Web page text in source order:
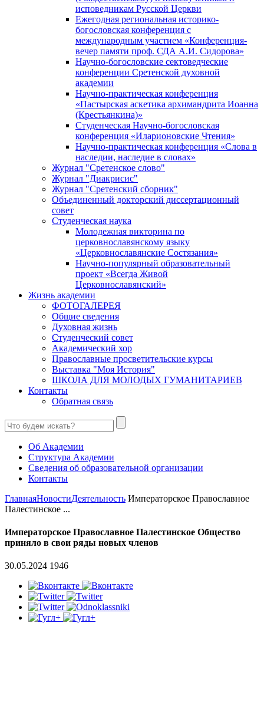
исповедникам Русской Церкви
Ежегодная региональная историко-
богословская конференция с
международным участием «Конференция-
вечер памяти проф. СДА А.И. Сидорова»
Научно-богословские сектоведческие
конференции Сретенской духовной
академии
Научно-практическая конференция
«Пастырская аскетика архимандрита Иоанна
(Крестьянкина)»
Студенческая Научно-богословская
конференция «Иларионовские Чтения»
Научно-практическая конференция «Cлова в
наследии, наследие в словах»
Журнал "Сретенское слово"
Журнал "Диакрисис"
Журнал "Сретенский сборник"
Объединенный докторский диссертационный
совет
Студенческая наука
Молодежная викторина по
церковнославянскому языку
«Церковнославянские Состязания»
Научно-популярный образовательный
проект «Всегда Живой
Церковнославянский»
Жизнь академии
ФОТОГАЛЕРЕЯ
Общие сведения
Духовная жизнь
Студенческий совет
Академический хор
Православные просветительские курсы
Выставка "Моя История"
ШКОЛА ДЛЯ МОЛОДЫХ ГУМАНИТАРИЕВ
Контакты
Обратная связь
Об Академии
Структура Академии
Сведения об образовательной организации
Контакты
ГлавнаяНовостиДеятельность Императорское Православное
Палестинское ...
Императорское Православное Палестинское Общество
приняло в свои ряды новых членов
30.05.2024 1946